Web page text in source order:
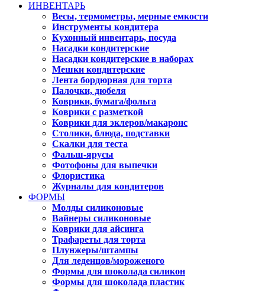
ИНВЕНТАРЬ
Весы, термометры, мерные емкости
Инструменты кондитера
Кухонный инвентарь, посуда
Насадки кондитерские
Насадки кондитерские в наборах
Мешки кондитерские
Лента бордюрная для торта
Палочки, дюбеля
Коврики, бумага/фольга
Коврики с разметкой
Коврики для эклеров/макаронс
Столики, блюда, подставки
Скалки для теста
Фальш-ярусы
Фотофоны для выпечки
Флористика
Журналы для кондитеров
ФОРМЫ
Молды силиконовые
Вайнеры силиконовые
Коврики для айсинга
Трафареты для торта
Плунжеры/штампы
Для леденцов/мороженого
Формы для шоколада силикон
Формы для шоколада пластик